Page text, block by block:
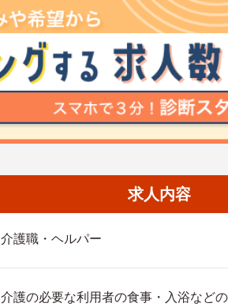
求人内容
介護職・ヘルパー
介護の必要な利用者の食事・入浴など